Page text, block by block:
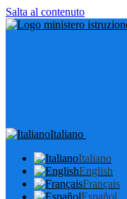
Salta al contenuto
Italiano
Italiano
English
Français
Español